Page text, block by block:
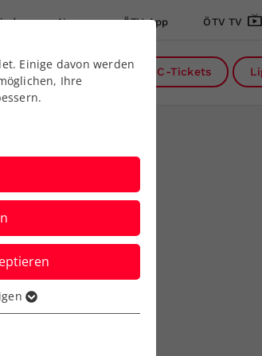
News ÖTV App ÖTV TV
uns DC-Tickets
Einige davon werden
Ihre
der
die Webseite